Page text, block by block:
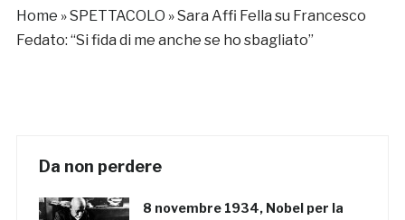
Home »SPETTACOLO »Sara Affi Fella su Francesco
Fedato: “Si fida di me anche se ho sbagliato”
Da non perdere
8 novembre 1934, Nobel per la